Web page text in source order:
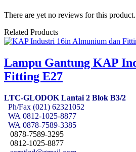
There are yet no reviews for this product.
Related Products
Lampu Gantung KAP
Fitting E27
LTC-GLODOK Lantai 2 Blok B3/2
Ph/Fax (021) 62321052
WA 0812-1025-8877
WA 0878-7589-3385
0878-7589-3295
0812-1025-8877